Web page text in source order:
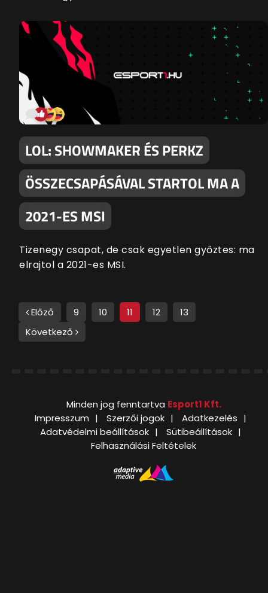
LOL: SHOWMAKER ÉS PERKZ
ÖSSZECSAPÁSÁVAL STARTOL MA A
2021-ES MSI
Tizenegy csapat, de csak egyetlen győztes: ma
elrajtol a 2021-es MSI.
Előző 9 10 11 12
13
Következő
Minden jog fenntartva Esport1 Kft.
Impresszum
Szerzői jogok
Adatkezelés
Adatvédelmi beállítások
Sütibeállítások
Felhasználási Feltételek